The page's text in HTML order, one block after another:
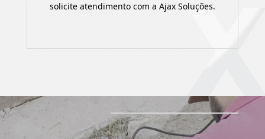
solicite atendimento com a Ajax Soluções.